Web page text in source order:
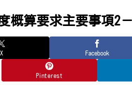
概算要求主要事項2
X Facebook
Pinterest